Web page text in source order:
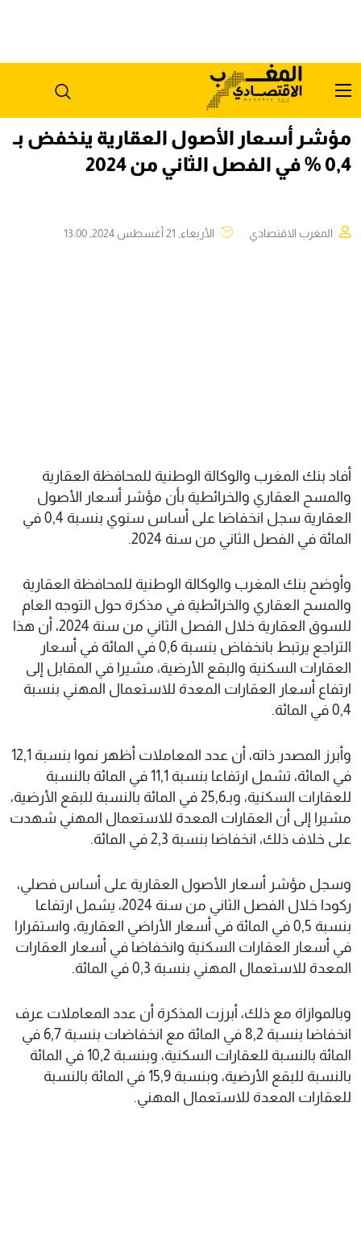
مؤشر أسعار الأصول العقارية ينخفض بـ
0,4 % في الفصل الثاني من 2024
المغرب الاقتصادي الأربعاء, 21 أغسطس 2024, 13:00
أفاد بنك المغرب والوكالة الوطنية للمحافظة العقارية
والمسح العقاري والخرائطية بأن مؤشر أسعار الأصول
العقارية سجل انخفاضا على أساس سنوي بنسبة 0,4 في
المائة في الفصل الثاني من سنة 2024.
وأوضح بنك المغرب والوكالة الوطنية للمحافظة العقارية
والمسح العقاري والخرائطية في مذكرة حول التوجه العام
للسوق العقارية خلال الفصل الثاني من سنة 2024، أن هذا
التراجع يرتبط بانخفاض بنسبة 0,6 في المائة في أسعار
العقارات السكنية والبقع الأرضية، مشيرا في المقابل إلى
ارتفاع أسعار العقارات المعدة للاستعمال المهني بنسبة
0,4 في المائة.
وأبرز المصدر ذاته، أن عدد المعاملات أظهر نموا بنسبة 12,1
في المائة، تشمل ارتفاعا بنسبة 11,1 في المائة بالنسبة
للعقارات السكنية، وبـ25,6 في المائة بالنسبة للبقع الأرضية،
مشيرا إلى أن العقارات المعدة للاستعمال المهني شهدت
على خلاف ذلك، انخفاضا بنسبة 2,3 في المائة.
وسجل مؤشر أسعار الأصول العقارية على أساس فصلي،
ركودا خلال الفصل الثاني من سنة 2024، يشمل ارتفاعا
بنسبة 0,5 في المائة في أسعار الأراضي العقارية، واستقرارا
في أسعار العقارات السكنية وانخفاضا في أسعار العقارات
المعدة للاستعمال المهني بنسبة 0,3 في المائة.
وبالموازاة مع ذلك، أبرزت المذكرة أن عدد المعاملات عرف
انخفاضا بنسبة 8,2 في المائة مع انخفاضات بنسبة 6,7 في
المائة بالنسبة للعقارات السكنية، وبنسبة 10,2 في المائة
بالنسبة للبقع الأرضية، وبنسبة 15,9 في المائة بالنسبة
للعقارات المعدة للاستعمال المهني.